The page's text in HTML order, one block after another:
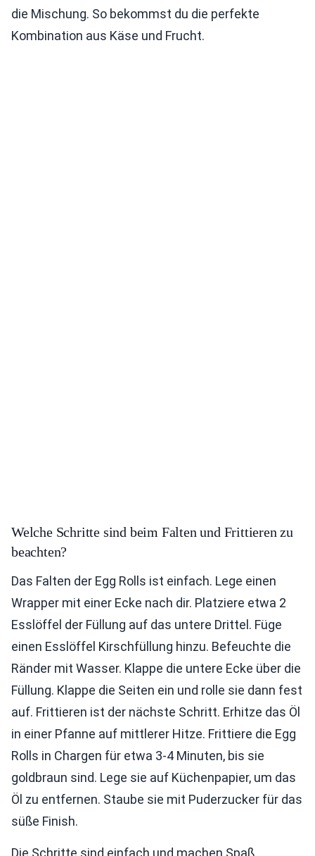
die Mischung. So bekommst du die perfekte
Kombination aus Käse und Frucht.
Welche Schritte sind beim Falten und Frittieren zu
beachten?
Das Falten der Egg Rolls ist einfach. Lege einen
Wrapper mit einer Ecke nach dir. Platziere etwa 2
Esslöffel der Füllung auf das untere Drittel. Füge
einen Esslöffel Kirschfüllung hinzu. Befeuchte die
Ränder mit Wasser. Klappe die untere Ecke über die
Füllung. Klappe die Seiten ein und rolle sie dann fest
auf. Frittieren ist der nächste Schritt. Erhitze das Öl
in einer Pfanne auf mittlerer Hitze. Frittiere die Egg
Rolls in Chargen für etwa 3-4 Minuten, bis sie
goldbraun sind. Lege sie auf Küchenpapier, um das
Öl zu entfernen. Staube sie mit Puderzucker für das
süße Finish.